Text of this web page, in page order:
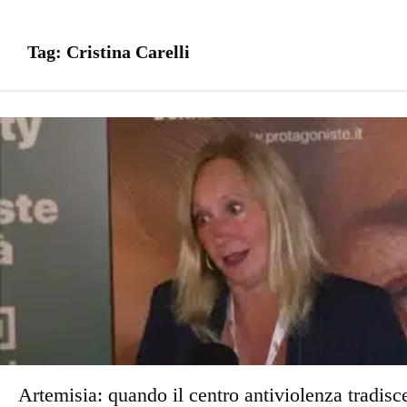
Tag: Cristina Carelli
Artemisia: quando il centro antiviolenza